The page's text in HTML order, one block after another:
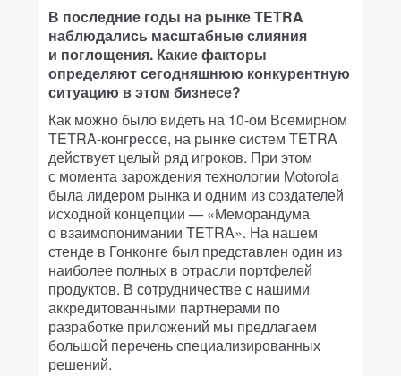
В последние годы на рынке TETRA
наблюдались масштабные слияния
и поглощения. Какие факторы
определяют сегодняшнюю конкурентную
ситуацию в этом бизнесе?
Как можно было видеть на 10-ом Всемирном
TETRA-конгрессе, на рынке систем TETRA
действует целый ряд игроков. При этом
с момента зарождения технологии Motorola
была лидером рынка и одним из создателей
исходной концепции — «Меморандума
о взаимопонимании TETRA». На нашем
стенде в Гонконге был представлен один из
наиболее полных в отрасли портфелей
продуктов. В сотрудничестве с нашими
аккредитованными партнерами по
разработке приложений мы предлагаем
большой перечень специализированных
решений.